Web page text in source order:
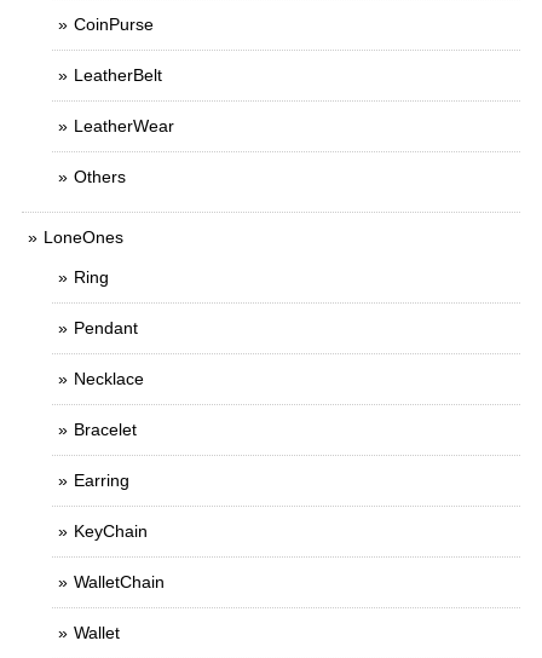
CoinPurse
LeatherBelt
LeatherWear
Others
LoneOnes
Ring
Pendant
Necklace
Bracelet
Earring
KeyChain
WalletChain
Wallet